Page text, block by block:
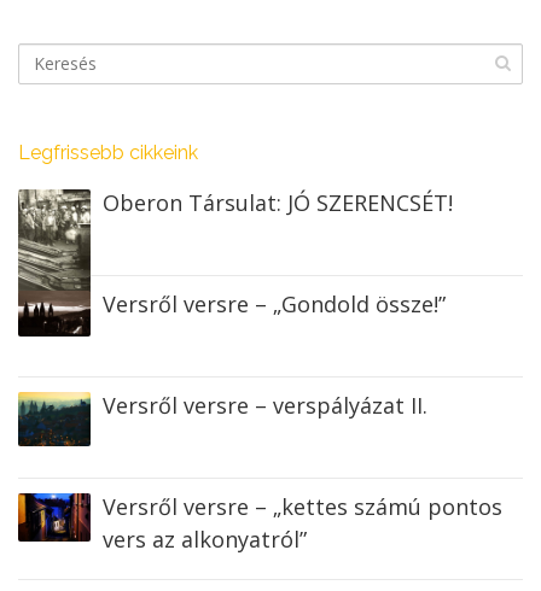
Legfrissebb cikkeink
Oberon Társulat: JÓ SZERENCSÉT!
Versről versre – „Gondold össze!”
Versről versre – verspályázat II.
Versről versre – „kettes számú pontos
vers az alkonyatról”